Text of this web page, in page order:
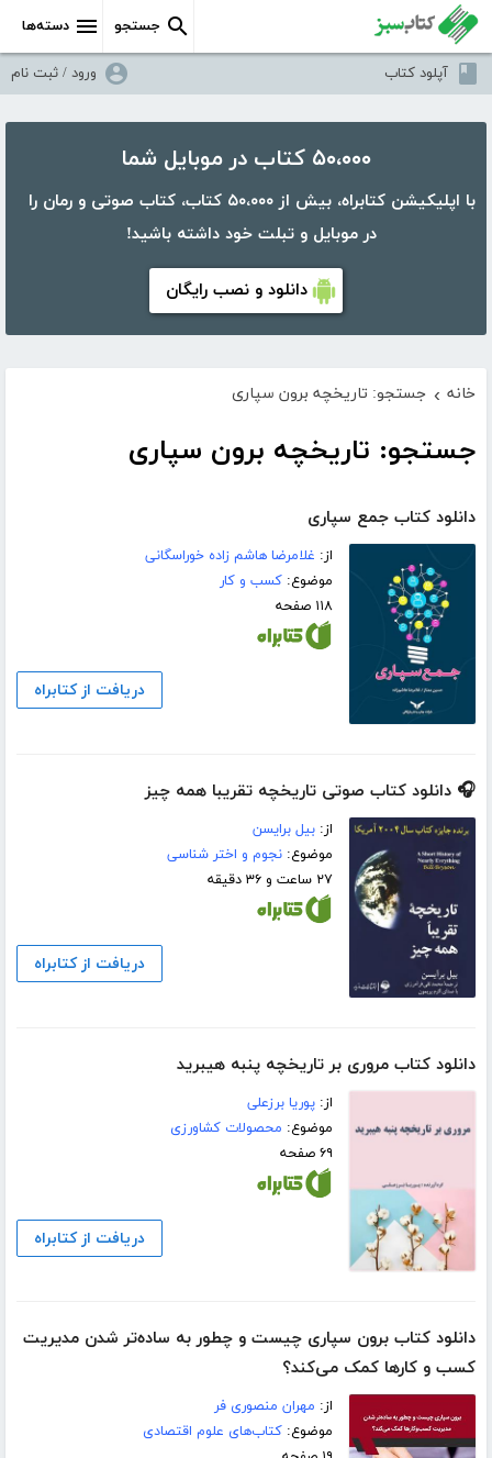
دسته‌ها جستجو
آپلود کتاب ورود / ثبت نام
۵۰،۰۰۰ کتاب در موبایل شما
با اپلیکیشن کتابراه، بیش از ۵۰،۰۰۰ کتاب، کتاب صوتی و رمان را
در موبایل و تبلت خود داشته باشید!
دانلود و نصب رایگان
خانه › جستجو: تاریخچه برون سپاری
جستجو: تاریخچه برون سپاری
دانلود کتاب جمع سپاری
از: غلامرضا هاشم زاده خوراسگانی
موضوع:کسب و کار
۱۱۸ صفحه
دریافت از کتابراه
🎧 دانلود کتاب صوتی تاریخچه‌ تقریبا همه چیز
از:بیل برایسن
موضوع:نجوم و اختر شناسی
۲۷ ساعت و ۳۶ دقیقه
دریافت از کتابراه
دانلود کتاب مروری بر تاریخچه پنبه هیبرید
از:پوریا برزعلی
موضوع: محصولات کشاورزی
۶۹ صفحه
دریافت از کتابراه
دانلود کتاب برون سپاری چیست و چطور به ساده‌تر شدن مدیریت
کسب و‌ کارها کمک می‌کند؟
از: مهران منصوری فر
موضوع:کتاب‌های علوم اقتصادی